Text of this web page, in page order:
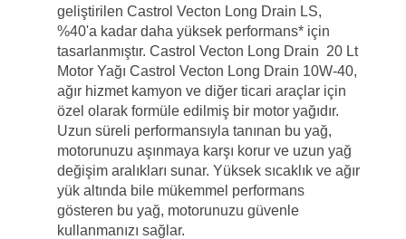
geliştirilen Castrol Vecton Long Drain LS,
%40'a kadar daha yüksek performans* için
tasarlanmıştır. Castrol Vecton Long Drain 20 Lt
Motor Yağı Castrol Vecton Long Drain 10W-40,
ağır hizmet kamyon ve diğer ticari araçlar için
özel olarak formüle edilmiş bir motor yağıdır.
Uzun süreli performansıyla tanınan bu yağ,
motorunuzu aşınmaya karşı korur ve uzun yağ
değişim aralıkları sunar. Yüksek sıcaklık ve ağır
yük altında bile mükemmel performans
gösteren bu yağ, motorunuzu güvenle
kullanmanızı sağlar.